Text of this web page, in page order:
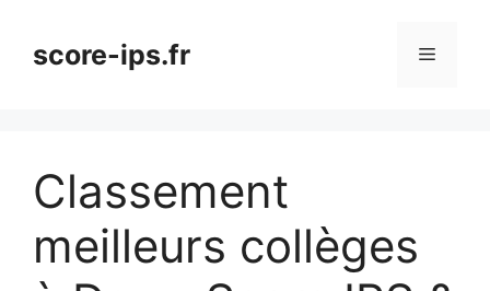
contenuscore-ips.fr Menu
Classement
meilleurs collèges